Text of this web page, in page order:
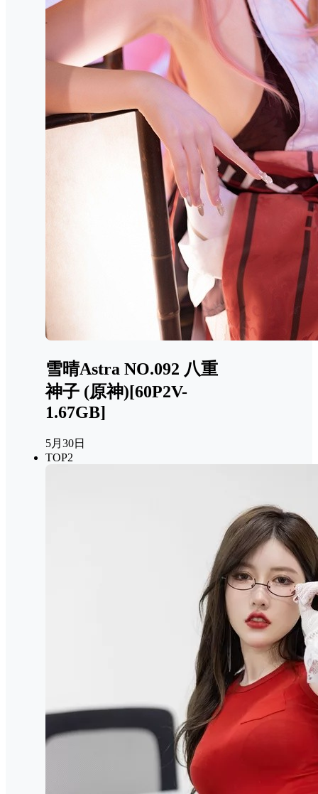
雪晴Astra NO.092 八重
神子 (原神)[60P2V-
1.67GB]
5月30日
TOP2